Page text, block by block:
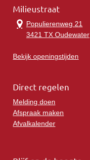
Milieustraat
Populierenweg 21
3421 TX Oudewater
Bekijk openingstijden
Direct regelen
Melding doen
Afspraak maken
Afvalkalender